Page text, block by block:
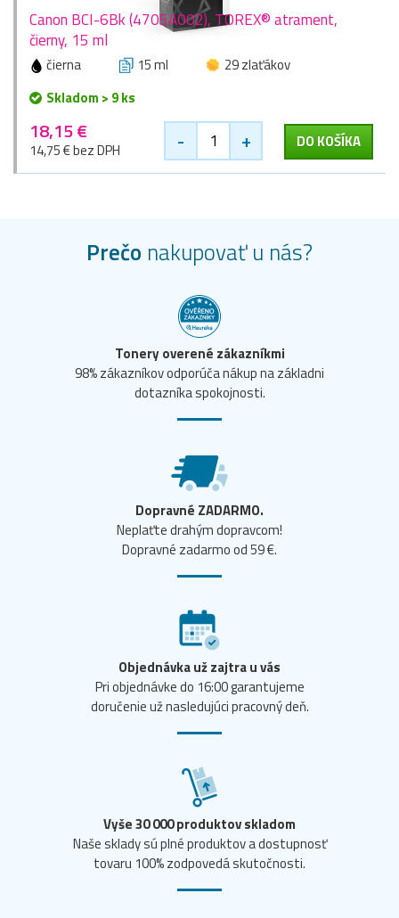
Canon BCI-6Bk (4705A002), TOREX® atrament,
čierny, 15 ml
čierna 15 ml
29 zlaťákov
Skladom > 9 ks
18,15 €
14,75 € bez DPH - + DO KOŠÍKA
Prečo nakupovať u nás?
Tonery overené zákazníkmi
98% zákazníkov odporúča nákup na základni
dotazníka spokojnosti.
Dopravné ZADARMO.
Neplaťte drahým dopravcom!
Dopravné zadarmo od 59 €.
Objednávka už zajtra u vás
Pri objednávke do 16:00 garantujeme
doručenie už nasledujúci pracovný deň.
Vyše 30 000 produktov skladom
Naše sklady sú plné produktov a dostupnosť
tovaru 100% zodpovedá skutočnosti.